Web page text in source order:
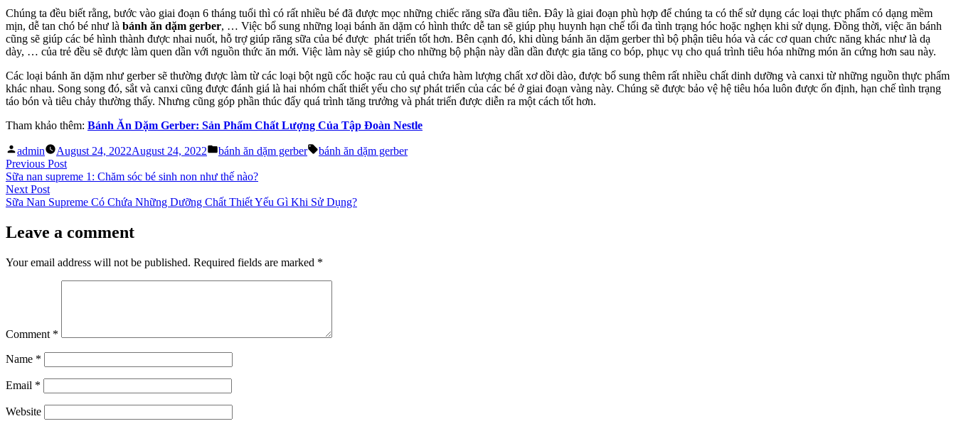
Hay
Không?
Chúng ta đều biết rằng, bước vào giai đoạn 6 tháng tuổi thì có rất nhiều bé đã được mọc những chiếc răng sữa đầu tiên. Đây là giai đoạn phù hợp để chúng ta có thể sử dụng các loại thực phẩm có dạng mềm
mịn, dễ tan chó bé như là bánh ăn dặm gerber, … Việc bổ sung những loại bánh ăn dặm có hình thức dễ tan sẽ giúp phụ huynh hạn chế tối đa tình trạng hóc hoặc nghẹn khi sử dụng. Đồng thời, việc ăn bánh
cũng sẽ giúp các bé hình thành được nhai nuốt, hỗ trợ giúp răng sữa của bé được phát triển tốt hơn. Bên cạnh đó, khi dùng bánh ăn dặm gerber thì bộ phận tiêu hóa và các cơ quan chức năng khác như là dạ
dày, … của trẻ đều sẽ được làm quen dần với nguồn thức ăn mới. Việc làm này sẽ giúp cho những bộ phận này dần dần được gia tăng co bóp, phục vụ cho quá trình tiêu hóa những món ăn cứng hơn sau này.
Các loại bánh ăn dặm như gerber sẽ thường được làm từ các loại bột ngũ cốc hoặc rau củ quả chứa hàm lượng chất xơ dồi dào, được bổ sung thêm rất nhiều chất dinh dưỡng và canxi từ những nguồn thực phẩm
khác nhau. Song song đó, sắt và canxi cũng được đánh giá là hai nhóm chất thiết yếu cho sự phát triển của các bé ở giai đoạn vàng này. Chúng sẽ được bảo vệ hệ tiêu hóa luôn được ổn định, hạn chế tình trạng
táo bón và tiêu chảy thường thấy. Nhưng cũng góp phần thúc đẩy quá trình tăng trưởng và phát triển được diễn ra một cách tốt hơn.
Tham khảo thêm: Bánh Ăn Dặm Gerber: Sản Phẩm Chất Lượng Của Tập Đoàn Nestle
Posted
by
admin August 24, 2022August 24, 2022
Posted
bánh ăn dặm gerber Tags:
bánh ăn dặm gerber
Post
navigation
Previous PostPrevious
post:
Sữa nan supreme 1: Chăm sóc bé sinh non như thế nào?
Next PostNext
post:
Sữa Nan Supreme Có Chứa Những Dưỡng Chất Thiết Yếu Gì Khi Sử Dụng?
Leave a comment
Your email address will not be published. Required fields are marked *
Comment *
Name *
Email *
Website